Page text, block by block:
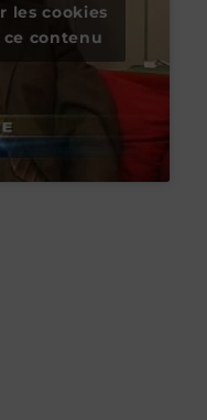
les cookies
contenu